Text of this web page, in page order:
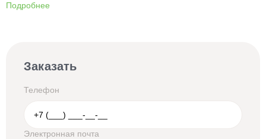
Подробнее
Заказать
Телефон
Электронная почта